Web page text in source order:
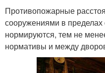
Противопожарные
сооружениями в пределах
нормируются, тем не
нормативы и между